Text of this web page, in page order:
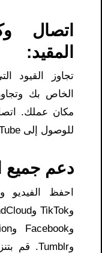
اتصال
المقيد:
تجاوز القيود
الخاص بك
مكان عملك.
للوصول إلى YouTube والمواقع الأخرى وتنزيلها.
دعم جميع